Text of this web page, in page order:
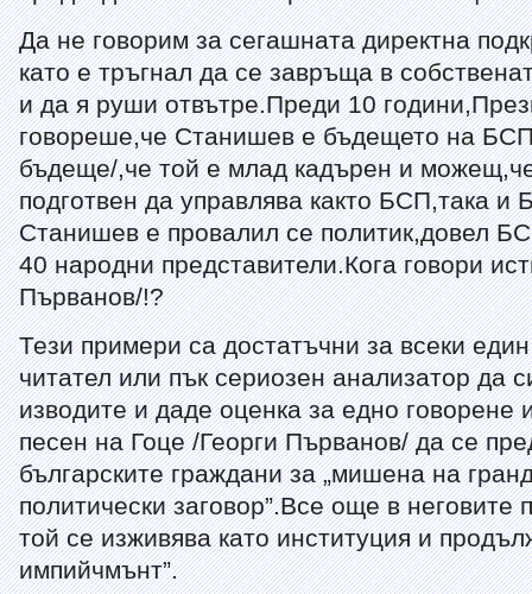
Да не говорим за сегашната директна
като е тръгнал да се завръща в
и да я руши отвътре.Преди 10
говореше,че Станишев е бъдещето на
бъдеще/,че той е млад кадърен и
подготвен да управлява както БСП,така и
Станишев е провалил се политик,довел
40 народни представители.Кога говори
Първанов/!?
Тези примери са достатъчни за всеки
читател или пък сериозен анализатор да
изводите и даде оценка за едно говорене
песен на Гоце /Георги Първанов/ да се
българските граждани за „мишена на
политически заговор”.Все още в неговите
той се изживява като институция и
импийчмънт”.